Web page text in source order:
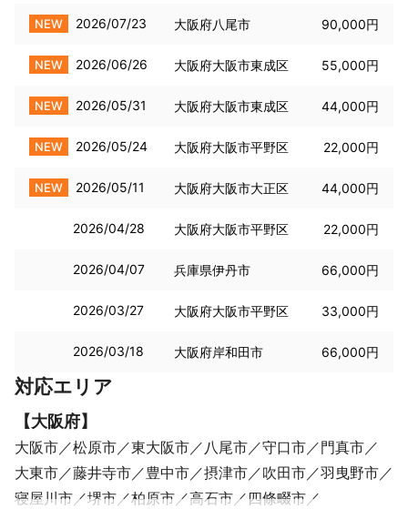
NEW 2026/07/23 大阪府八尾市 90,000円
NEW 2026/06/26 大阪府大阪市東成区 55,000円
NEW 2026/05/31 大阪府大阪市東成区 44,000円
NEW 2026/05/24 大阪府大阪市平野区 22,000円
NEW 2026/05/11 大阪府大阪市大正区 44,000円
2026/04/28 大阪府大阪市平野区 22,000円
2026/04/07 兵庫県伊丹市 66,000円
2026/03/27 大阪府大阪市平野区 33,000円
2026/03/18 大阪府岸和田市 66,000円
対応エリア
【大阪府】
大阪市 松原市 東大阪市 八尾市 守口市
門真市
大東市
藤井寺市 豊中市 摂津市 吹田市
羽曳野市
寝屋川市
堺市 柏原市 高石市 四條畷市